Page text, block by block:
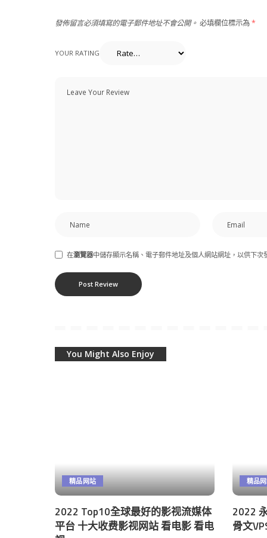
發佈留言必須填寫的電子郵件地址不會公開。 必填欄位標示為*
YOUR RATING
在瀏覽器中儲存顯示名稱、電子郵件地址及個人網站網址，以供下次
You Might Also Enjoy
精品网站
2022 Top10全球最好的影视流媒体
平台 十大收费影视网站 看电影 看电
精品
2022
骨文